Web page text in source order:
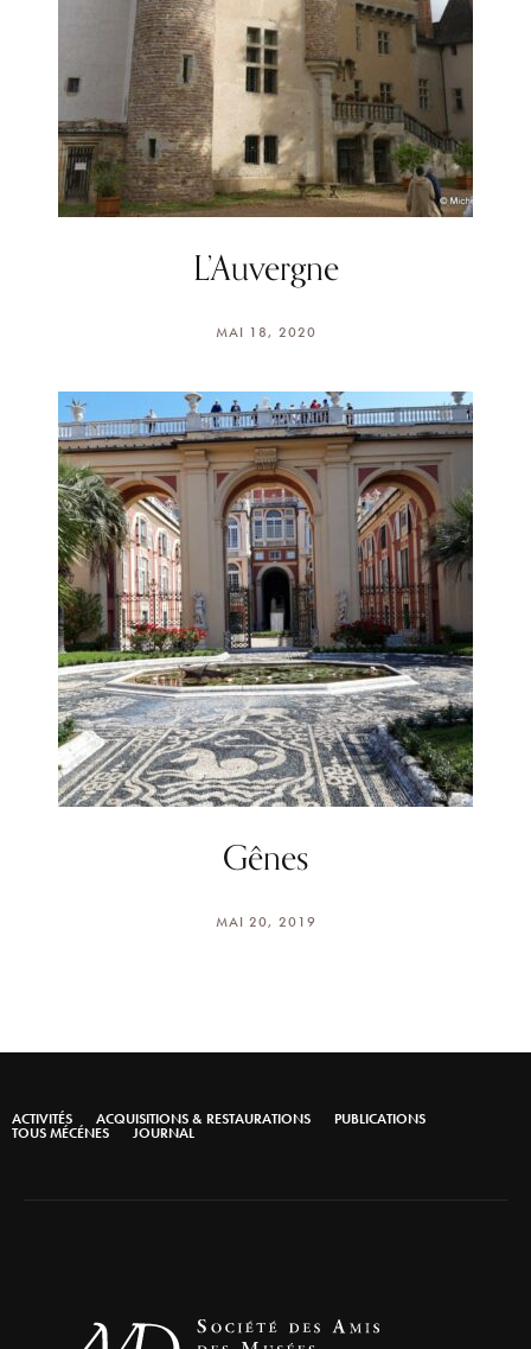
L’Auvergne
MAI 18, 2020
Gênes
MAI 20, 2019
ACTIVITÉS ACQUISITIONS & RESTAURATIONS PUBLICATIONS
TOUS MÉCÉNES JOURNAL